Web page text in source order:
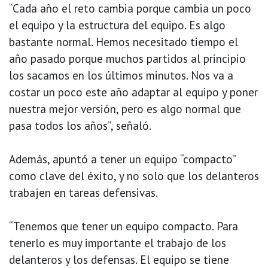
“Cada año el reto cambia porque cambia un poco
el equipo y la estructura del equipo. Es algo
bastante normal. Hemos necesitado tiempo el
año pasado porque muchos partidos al principio
los sacamos en los últimos minutos. Nos va a
costar un poco este año adaptar al equipo y poner
nuestra mejor versión, pero es algo normal que
pasa todos los años”, señaló.
Además, apuntó a tener un equipo “compacto”
como clave del éxito, y no solo que los delanteros
trabajen en tareas defensivas.
“Tenemos que tener un equipo compacto. Para
tenerlo es muy importante el trabajo de los
delanteros y los defensas. El equipo se tiene